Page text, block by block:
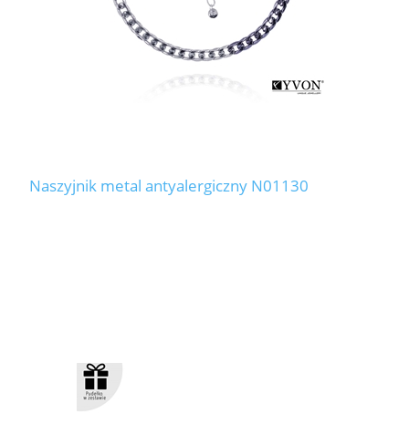
Naszyjnik metal antyalergiczny N01130